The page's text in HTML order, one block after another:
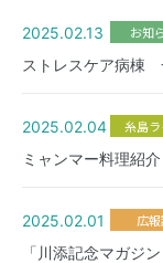
〒
●
2025.02.13 お知
ストレスケア病棟
2025.02.04 糸島
ミャンマー料理紹介
2025.02.01 広
「川添記念マガジ